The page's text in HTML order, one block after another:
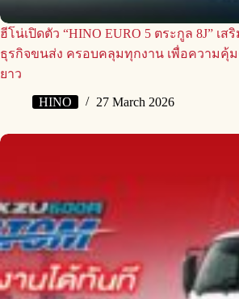
ฮีโน่เปิดตัว “HINO EURO 5 ตระกูล 8J” เส
ธุรกิจขนส่ง ครอบคลุมทุกงาน เพื่อความคุ้ม
ยาว
HINO 27 March 2026